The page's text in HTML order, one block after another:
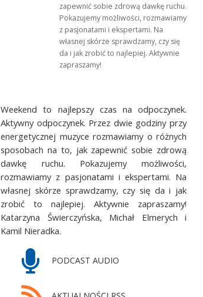
zapewnić sobie zdrową dawkę ruchu.
Pokazujemy możliwości, rozmawiamy
z pasjonatami i ekspertami. Na
własnej skórze sprawdzamy, czy się
da i jak zrobić to najlepiej. Aktywnie
zapraszamy!
Weekend to najlepszy czas na odpoczynek.
Aktywny odpoczynek. Przez dwie godziny przy
energetycznej muzyce rozmawiamy o różnych
sposobach na to, jak zapewnić sobie zdrową
dawkę ruchu. Pokazujemy możliwości,
rozmawiamy z pasjonatami i ekspertami. Na
własnej skórze sprawdzamy, czy się da i jak
zrobić to najlepiej. Aktywnie zapraszamy!
Katarzyna Świerczyńska, Michał Elmerych i
Kamil Nieradka.
PODCAST AUDIO